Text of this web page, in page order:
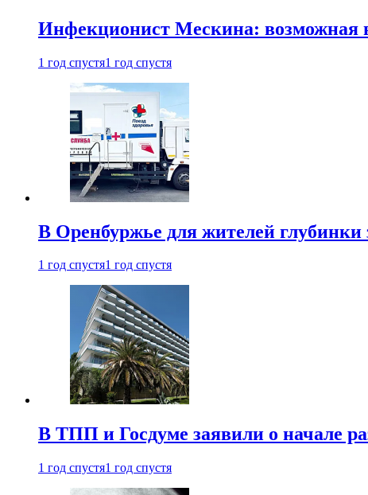
Инфекционист Мескина: возможная
1 год спустя1 год спустя
В Оренбуржье для жителей глубинки
1 год спустя1 год спустя
В ТПП и Госдуме заявили о начале
1 год спустя1 год спустя